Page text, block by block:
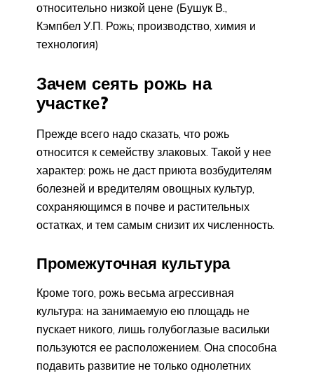
относительно низкой цене (Бушук В.,
Кэмпбел У.П. Рожь; производство, химия и
технология)
Зачем сеять рожь на
участке?
Прежде всего надо сказать, что рожь
относится к семейству злаковых. Такой у нее
характер: рожь не даст приюта возбудителям
болезней и вредителям овощных культур,
сохраняющимся в почве и растительных
остатках, и тем самым снизит их численность.
Промежуточная культура
Кроме того, рожь весьма агрессивная
культура: на занимаемую ею площадь не
пускает никого, лишь голубоглазые васильки
пользуются ее расположением. Она способна
подавить развитие не только однолетних